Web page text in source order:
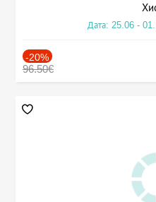
Дата: 25.06 -
-20%
96.50€